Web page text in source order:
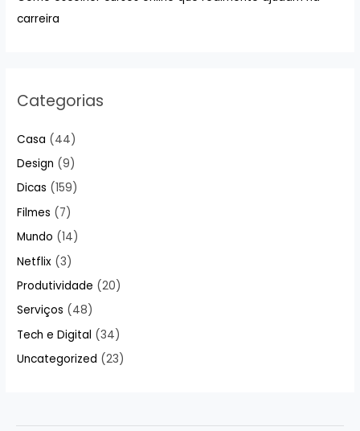
carreira
Categorias
Casa (44)
Design (9)
Dicas (159)
Filmes (7)
Mundo (14)
Netflix (3)
Produtividade (20)
Serviços (48)
Tech e Digital (34)
Uncategorized (23)